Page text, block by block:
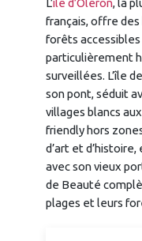
français, offre
forêts accessibles
particulièrement
surveillées. L’île
son pont, séduit
villages blancs
friendly hors
d’art et
avec son vieux
de Beauté
plages et leurs